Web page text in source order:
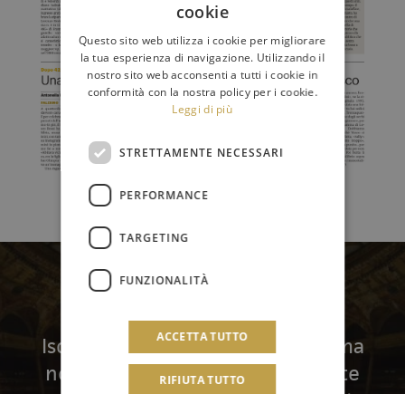
Newsletter
Iscriviti per ricevere in anteprima
notizie, aggiornamenti e offerte
cookie
Questo sito web utilizza i cookie per migliorare
la tua esperienza di navigazione. Utilizzando il
nostro sito web acconsenti a tutti i cookie in
conformità con la nostra policy per i cookie.
Leggi di più
STRETTAMENTE NECESSARI
PERFORMANCE
TARGETING
FUNZIONALITÀ
ACCETTA TUTTO
RIFIUTA TUTTO